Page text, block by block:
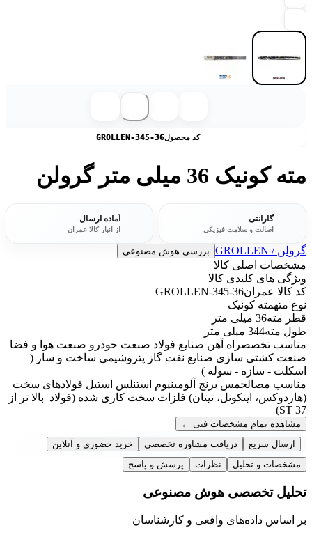
کد محصولGROLLEN-345-36
مته کونیک 36 میلی متر گرولن
گارانتی
اصالت و سلامت فیزیکی
آماده ارسال
از انبار کالا عمران
گرولن / GROLLEN بررسی هوش مصنوعی
مشخصات اصلی کالا
ویژگی های کلیدی کالا
کد کالا عمرانGROLLEN-345-36
نوع متهمته کونیک
قطر مته36 میلی متر
طول مته344 میلی متر
مناسب تخصصراه آهن صنایع فولاد صنعت خودرو صنعت هوا و فضا
صنعت کشتی سازی صنایع نفت گاز پتروشیمی ساخت و ساز (
اسکلت - سازه - سوله )
مناسب مصالحمس برنج آلومینیوم استنلس استیل فولادهای سخت
(هاردوکس، اینکونل، تیتان) فلزات سخت کاری شده (فولاد بالا تر از
ST 37)
مشاهده تمام مشخصات فنی ←
ارسال سریع
دریافت مشاوره تخصصی
خرید حضوری و آنلاین
مشخصات و تحلیل
نظرات پرسش و پاسخ
تحلیل تخصصی هوش مصنوعی
بر اساس داده‌های واقعی و کارشناسان